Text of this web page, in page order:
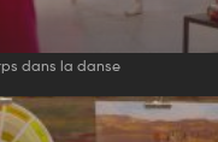
dans la danse